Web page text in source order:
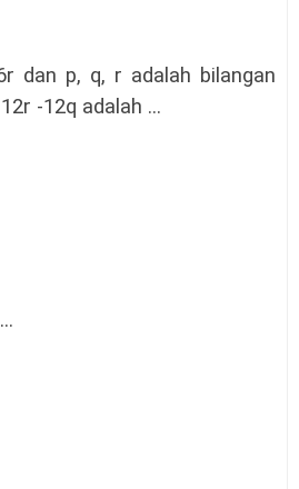
dan p, q, r adalah bilangan
-12q adalah ...